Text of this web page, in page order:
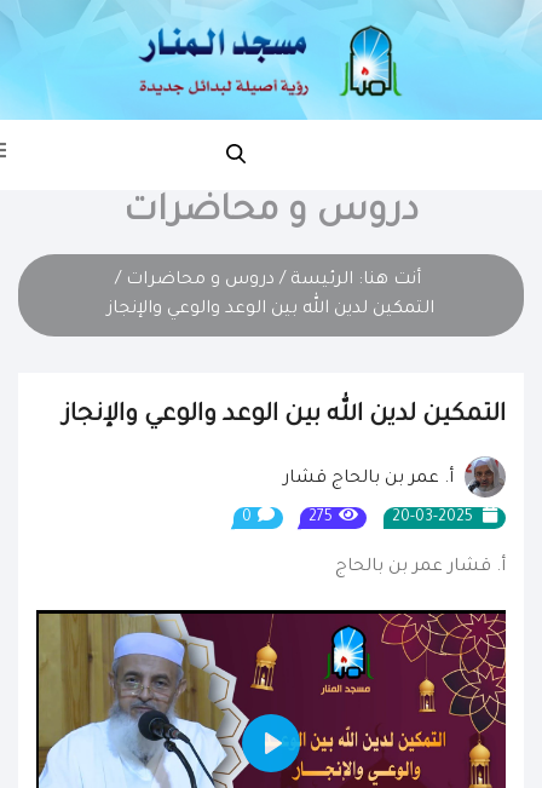
دروس و محاضرات
أنت هنا: الرئيسة / دروس و محاضرات /
التمكين لدين الله بين الوعد والوعي والإنجاز
التمكين لدين الله بين الوعد والوعي والإنجاز
أ. عمر بن بالحاج قشار
275
0
أ. قشار عمر بن بالحاج
Play